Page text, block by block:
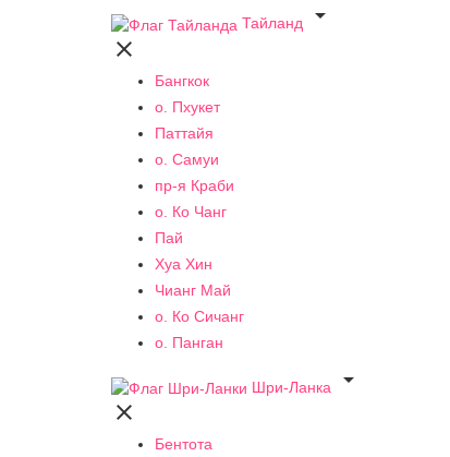
Тайланд


Бангкок
о. Пхукет
Паттайя
о. Самуи
пр-я Краби
о. Ко Чанг
Пай
Хуа Хин
Чианг Май
о. Ко Сичанг
о. Панган
Шри-Ланка


Бентота